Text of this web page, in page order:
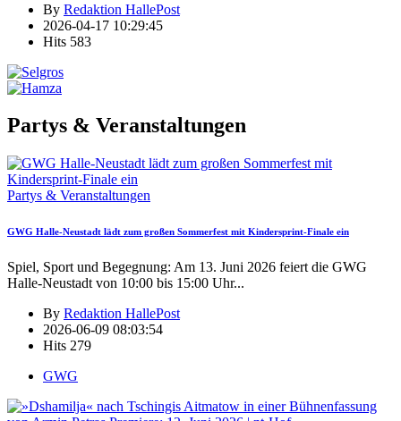
By Redaktion HallePost
2026-04-17 10:29:45
Hits 583
Partys & Veranstaltungen
Partys & Veranstaltungen
GWG Halle-Neustadt lädt zum großen Sommerfest mit Kindersprint-Finale ein
Spiel, Sport und Begegnung: Am 13. Juni 2026 feiert die GWG
Halle-Neustadt von 10:00 bis 15:00 Uhr...
By Redaktion HallePost
2026-06-09 08:03:54
Hits 279
GWG